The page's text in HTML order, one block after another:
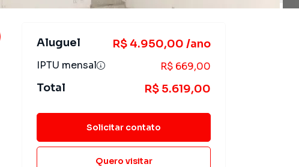
Aluguel R$ 4.950,00 /ano
IPTU mensal R$ 669,00
Total R$ 5.619,00
Solicitar contato
Quero visitar